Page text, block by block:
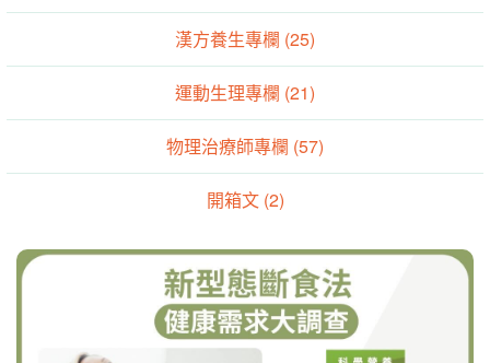
漢方養生專欄 (25)
運動生理專欄 (21)
物理治療師專欄 (57)
開箱文 (2)